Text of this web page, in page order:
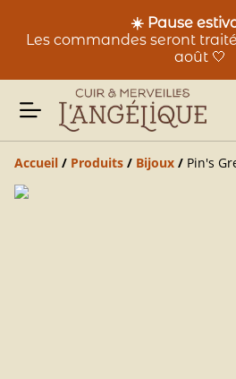
☀️ Pause
Les commandes seront
août 🤍
Accueil / Produits / Bijoux / Pin's